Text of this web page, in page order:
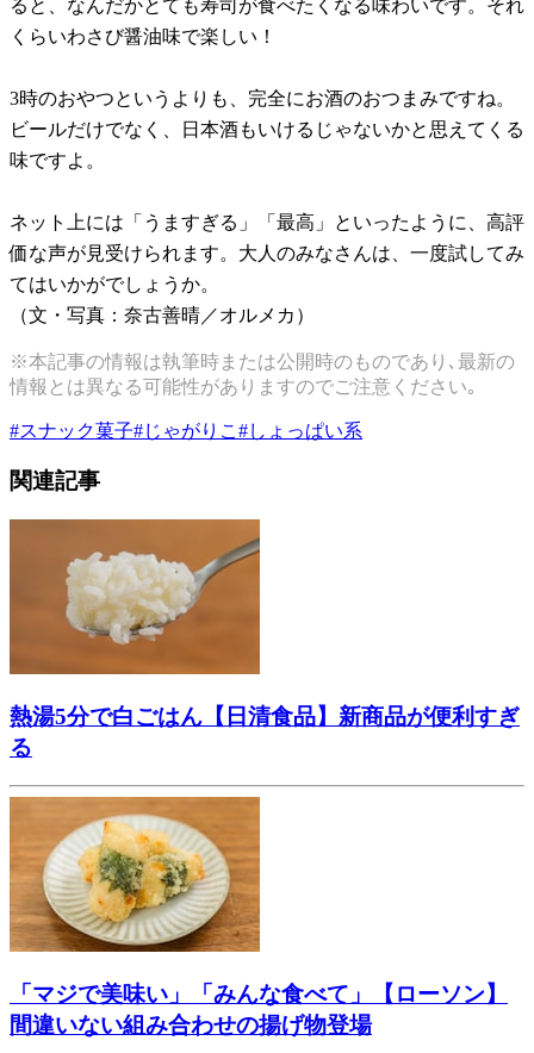
ると、なんだかとても寿司が食べたくなる味わいです。それ
くらいわさび醤油味で楽しい！
3時のおやつというよりも、完全にお酒のおつまみですね。
ビールだけでなく、日本酒もいけるじゃないかと思えてくる
味ですよ。
ネット上には「うますぎる」「最高」といったように、高評
価な声が見受けられます。大人のみなさんは、一度試してみ
てはいかがでしょうか。
（文・写真：奈古善晴／オルメカ）
※本記事の情報は執筆時または公開時のものであり､最新の
情報とは異なる可能性がありますのでご注意ください｡
#スナック菓子#じゃがりこ #しょっぱい系
関連記事
熱湯5分で白ごはん【日清食品】新商品が便利すぎ
る
「マジで美味い」「みんな食べて」【ローソン】
間違いない組み合わせの揚げ物登場